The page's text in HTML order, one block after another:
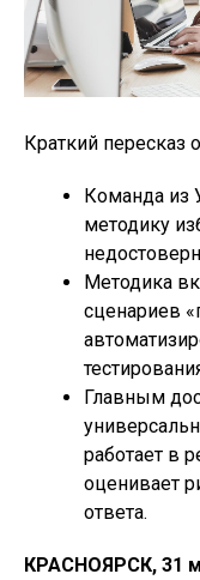
Краткий пересказ
Команда из
методику
Методика
сценариев
Главным
работает в
оценивает
ответа.
КРАСНОЯРСК, 31